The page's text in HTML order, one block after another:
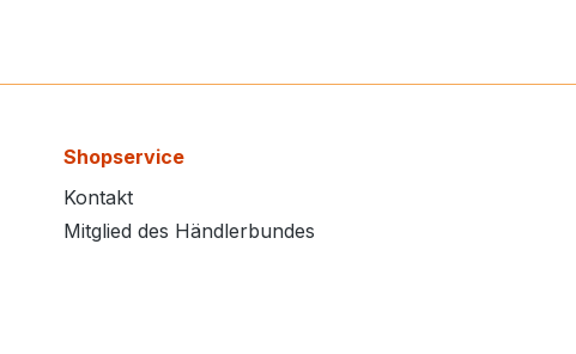
Shopservice
Kontakt
Mitglied des Händlerbundes